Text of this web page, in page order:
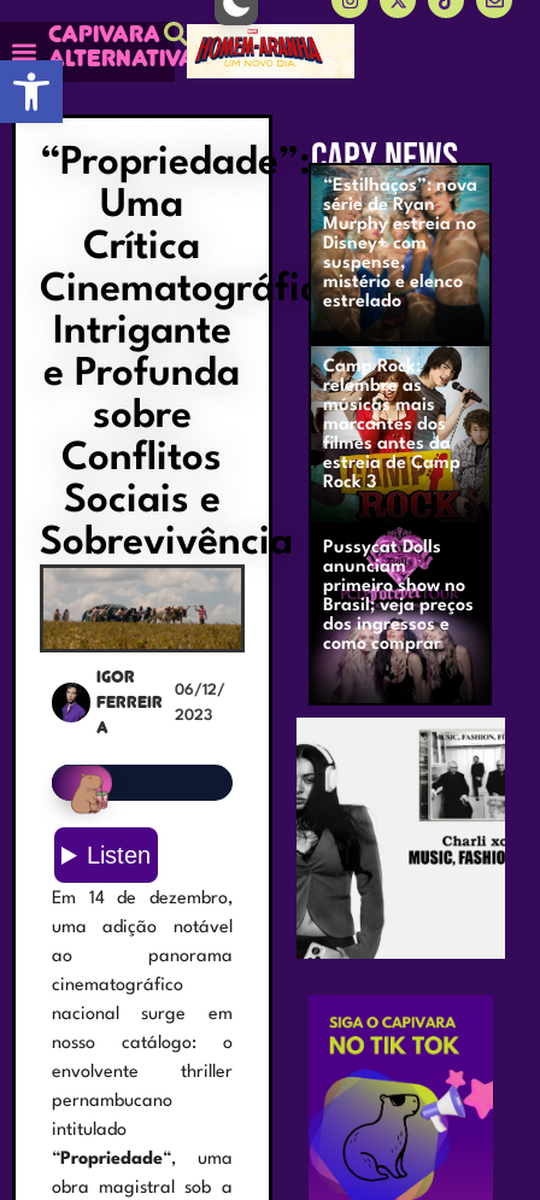
Abrir a barra de ferramentas
Capivara
alternativa
“Propriedade”:
Uma
Crítica
Cinematográfica
Intrigante
e Profunda
sobre
Conflitos
Sociais e
Sobrevivência
Igor
Ferreir
a
06/12/
2023
Em 14 de dezembro,
uma adição notável
ao panorama
cinematográfico
nacional surge em
nosso catálogo: o
envolvente thriller
pernambucano
intitulado
“Propriedade“, uma
obra magistral sob a
CAPY NEWS
“Estilhaços”: nova
série de Ryan
Murphy estreia no
Disney+ com
suspense,
mistério e elenco
estrelado
Camp Rock:
relembre as
músicas mais
marcantes dos
filmes antes da
estreia de Camp
Rock 3
Pussycat Dolls
anunciam
primeiro show no
Brasil; veja preços
dos ingressos e
como comprar